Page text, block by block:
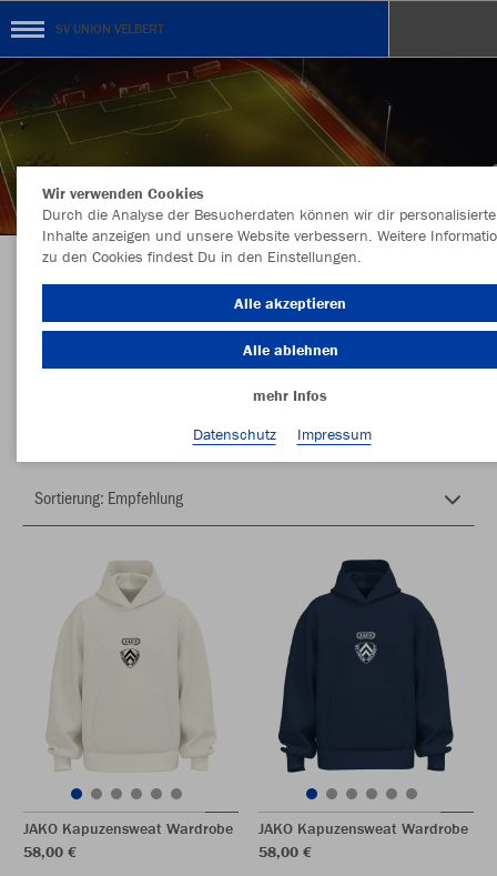
SV UNION VELBERT
Herzlich Willkommen im Teamshop SV UNION
VELBERT
JAKO Kapuzensweat Wardrobe
58,00 €
JAKO Kapuzensweat Wardrobe
58,00 €
Wir verwenden Cookies
Durch die Analyse der Besucherdaten können wir dir personalisierte
Inhalte anzeigen und unsere Website verbessern. Weitere
zu den Cookies findest Du in den Einstellungen.
Alle akzeptieren
Alle ablehnen
mehr Infos
Datenschutz
Impressum